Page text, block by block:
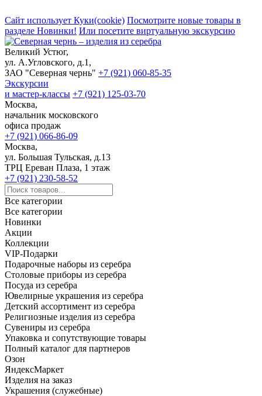
Сайт использует Куки(cookie) Посмотрите новые товары в
разделе Новинки! Или посетите виртуальную экскурсию
Великий Устюг,
ул. А.Угловского, д.1,
ЗАО "Северная чернь" +7 (921) 060-85-35
Экскурсии
и мастер-классы +7 (921) 125-03-70
Москва,
начальник московского
офиса продаж
+7 (921) 066-86-09
Москва,
ул. Большая Тульская, д.13
ТРЦ Ереван Плаза, 1 этаж
+7 (921) 230-58-52
Все категории
Все категории
Новинки
Акции
Коллекции
VIP-Подарки
Подарочные наборы из серебра
Столовые приборы из серебра
Посуда из серебра
Ювелирные украшения из серебра
Детский ассортимент из серебра
Религиозные изделия из серебра
Сувениры из серебра
Упаковка и сопутствующие товары
Полный каталог для партнеров
Озон
ЯндексМаркет
Изделия на заказ
Украшения (служебные)